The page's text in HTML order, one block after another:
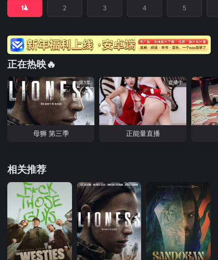
1 2 3 4 5
正在热映🔥
第1集
母狮 第三季
直播中
正能量直播
相关推荐